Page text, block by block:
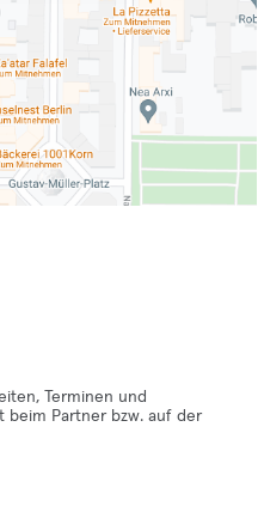
Terminen und
beim Partner bzw. auf der